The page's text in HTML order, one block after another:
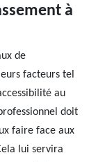
à
de
facteurs tel
au
doit
faire face aux
lui servira